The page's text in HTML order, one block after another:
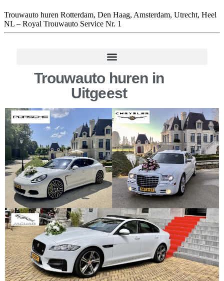
Trouwauto huren Rotterdam, Den Haag, Amsterdam, Utrecht, Heel
NL – Royal Trouwauto Service Nr. 1
Trouwauto huren in
Uitgeest